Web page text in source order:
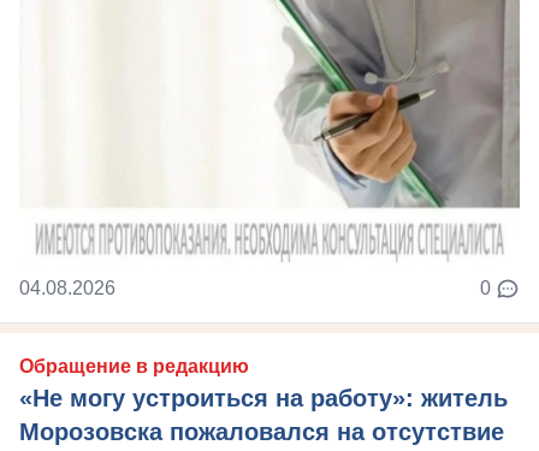
04.08.2026 0
Обращение в редакцию
«Не могу устроиться на работу»: житель
Морозовска пожаловался на отсутствие